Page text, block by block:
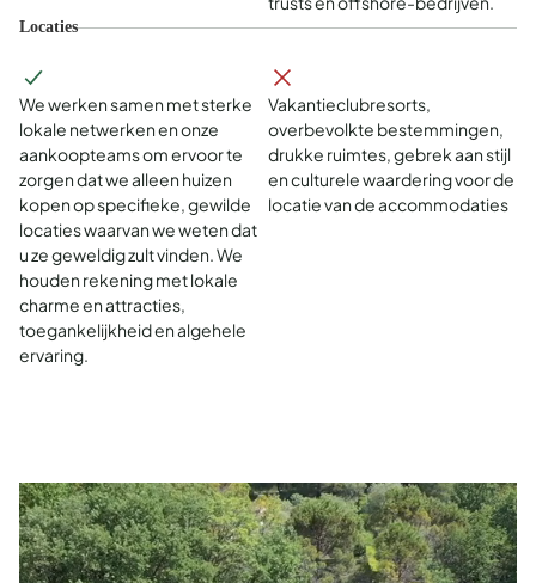
Locaties
We werken samen met sterke
lokale netwerken en onze
aankoopteams om ervoor te
zorgen dat we alleen huizen
kopen op specifieke, gewilde
locaties waarvan we weten dat
u ze geweldig zult vinden. We
houden rekening met lokale
charme en attracties,
toegankelijkheid en algehele
ervaring.
Vakantieclubresorts,
overbevolkte bestemmingen,
drukke ruimtes, gebrek aan stijl
en culturele waardering voor de
locatie van de accommodaties